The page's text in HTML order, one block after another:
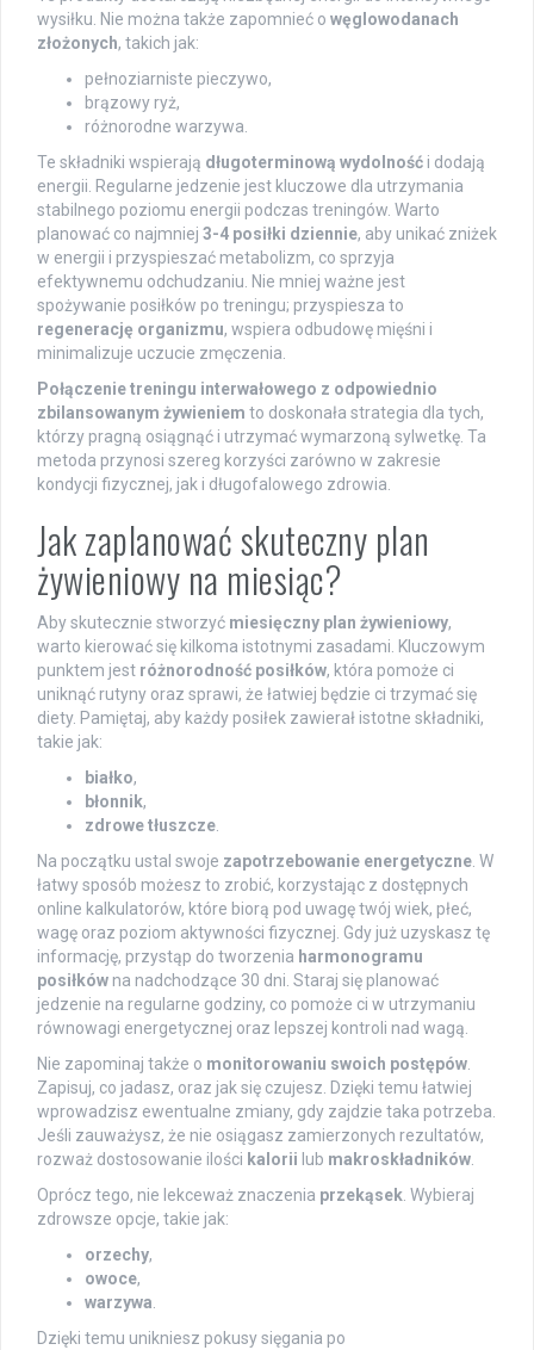
wysiłku. Nie można także zapomnieć o węglowodanach
złożonych, takich jak:
pełnoziarniste pieczywo,
brązowy ryż,
różnorodne warzywa.
Te składniki wspierają długoterminową wydolność i dodają
energii. Regularne jedzenie jest kluczowe dla utrzymania
stabilnego poziomu energii podczas treningów. Warto
planować co najmniej 3-4 posiłki dziennie, aby unikać zniżek
w energii i przyspieszać metabolizm, co sprzyja
efektywnemu odchudzaniu. Nie mniej ważne jest
spożywanie posiłków po treningu; przyspiesza to
regenerację organizmu, wspiera odbudowę mięśni i
minimalizuje uczucie zmęczenia.
Połączenie treningu interwałowego z odpowiednio
zbilansowanym żywieniem to doskonała strategia dla tych,
którzy pragną osiągnąć i utrzymać wymarzoną sylwetkę. Ta
metoda przynosi szereg korzyści zarówno w zakresie
kondycji fizycznej, jak i długofalowego zdrowia.
Jak zaplanować skuteczny plan
żywieniowy na miesiąc?
Aby skutecznie stworzyć miesięczny plan żywieniowy,
warto kierować się kilkoma istotnymi zasadami. Kluczowym
punktem jest różnorodność posiłków, która pomoże ci
uniknąć rutyny oraz sprawi, że łatwiej będzie ci trzymać się
diety. Pamiętaj, aby każdy posiłek zawierał istotne składniki,
takie jak:
białko,
błonnik,
zdrowe tłuszcze
Na początku ustal swoje zapotrzebowanie energetyczne . W
łatwy sposób możesz to zrobić, korzystając z dostępnych
online kalkulatorów, które biorą pod uwagę twój wiek, płeć,
wagę oraz poziom aktywności fizycznej. Gdy już uzyskasz tę
informację, przystąp do tworzenia harmonogramu
posiłków na nadchodzące 30 dni. Staraj się planować
jedzenie na regularne godziny, co pomoże ci w utrzymaniu
równowagi energetycznej oraz lepszej kontroli nad wagą.
Nie zapominaj także o monitorowaniu swoich postępów
Zapisuj, co jadasz, oraz jak się czujesz. Dzięki temu łatwiej
wprowadzisz ewentualne zmiany, gdy zajdzie taka potrzeba.
Jeśli zauważysz, że nie osiągasz zamierzonych rezultatów,
rozważ dostosowanie ilości kalorii lub makroskładników
Oprócz tego, nie lekceważ znaczenia przekąsek . Wybieraj
zdrowsze opcje, takie jak:
orzechy,
owoce,
warzywa
Dzięki temu unikniesz pokusy sięgania po